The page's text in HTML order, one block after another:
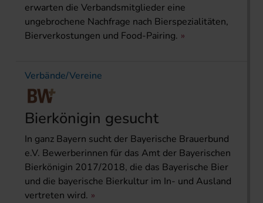
erwarten die Verbandsmitglieder eine
ungebrochene Nachfrage nach Bierspezialitäten,
Bierverkostungen und Food-Pairing.
Verbände/Vereine
Bierkönigin gesucht
In ganz Bayern sucht der Bayerische Brauerbund
e.V. Bewerberinnen für das Amt der Bayerischen
Bierkönigin 2017/2018, die das Bayerische Bier
und die bayerische Bierkultur im In- und Ausland
vertreten wird.